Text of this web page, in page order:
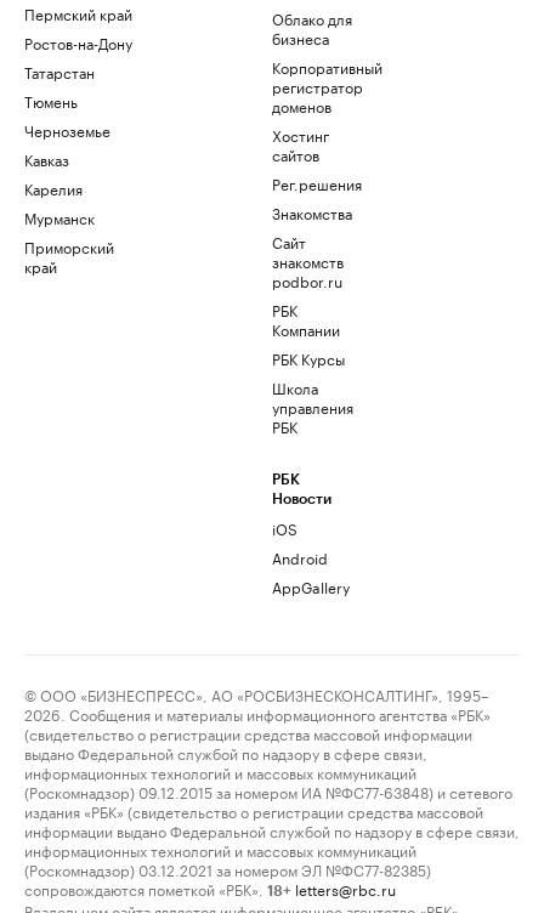
Пермский край
Ростов-на-Дону
Татарстан
Тюмень
Черноземье
Кавказ
Карелия
Мурманск
Приморский
край
Облако для
бизнеса
Корпоративный
регистратор
доменов
Хостинг
сайтов
Рег.решения
Знакомства
Сайт
знакомств
podbor.ru
РБК
Компании
РБК Курсы
Школа
управления
РБК
РБК
Новости
iOS
Android
AppGallery
© ООО «БИЗНЕСПРЕСС», АО «РОСБИЗНЕСКОНСАЛТИНГ», 1995–
2026. Сообщения и материалы информационного агентства «РБК»
(свидетельство о регистрации средства массовой информации
выдано Федеральной службой по надзору в сфере связи,
информационных технологий и массовых коммуникаций
(Роскомнадзор) 09.12.2015 за номером ИА №ФС77-63848) и сетевого
издания «РБК» (свидетельство о регистрации средства массовой
информации выдано Федеральной службой по надзору в сфере связи,
информационных технологий и массовых коммуникаций
(Роскомнадзор) 03.12.2021 за номером ЭЛ №ФС77-82385)
сопровождаются пометкой «РБК».
18+ letters@rbc.ru